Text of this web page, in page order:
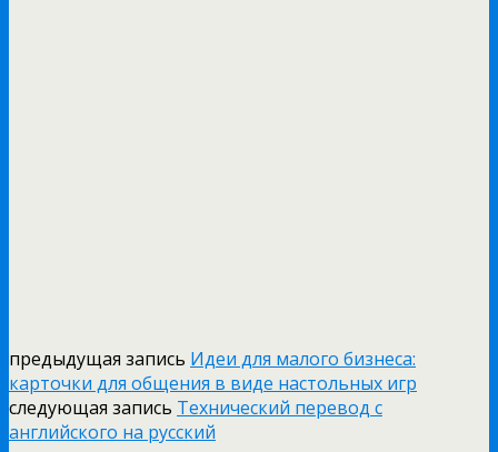
предыдущая запись Идеи для малого бизнеса:
карточки для общения в виде настольных игр
следующая запись Технический перевод с
английского на русский